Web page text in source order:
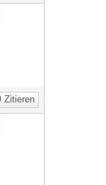
Zitieren